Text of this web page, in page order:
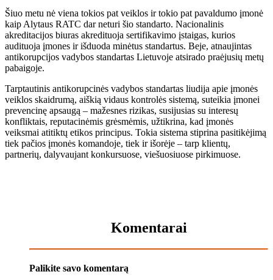
Šiuo metu nė viena tokios pat veiklos ir tokio pat pavaldumo įmonė
kaip Alytaus RATC dar neturi šio standarto. Nacionalinis
akreditacijos biuras akredituoja sertifikavimo įstaigas, kurios
audituoja įmones ir išduoda minėtus standartus. Beje, atnaujintas
antikorupcijos vadybos standartas Lietuvoje atsirado praėjusių metų
pabaigoje.
Tarptautinis antikorupcinės vadybos standartas liudija apie įmonės
veiklos skaidrumą, aiškią vidaus kontrolės sistemą, suteikia įmonei
prevencinę apsaugą – mažesnes rizikas, susijusias su interesų
konfliktais, reputacinėmis grėsmėmis, užtikrina, kad įmonės
veiksmai atitiktų etikos principus. Tokia sistema stiprina pasitikėjimą
tiek pačios įmonės komandoje, tiek ir išorėje – tarp klientų,
partnerių, dalyvaujant konkursuose, viešuosiuose pirkimuose.
Komentarai
Palikite savo komentarą